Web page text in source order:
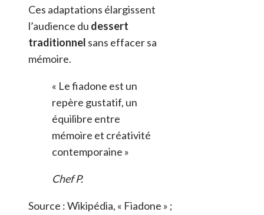
Ces adaptations élargissent
l’audience du dessert
traditionnel sans effacer sa
mémoire.
« Le fiadone est un
repère gustatif, un
équilibre entre
mémoire et créativité
contemporaine »
Chef P.
Source : Wikipédia, « Fiadone » ;